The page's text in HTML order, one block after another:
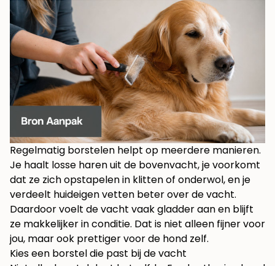
Regelmatig borstelen helpt op meerdere manieren.
Je haalt losse haren uit de bovenvacht, je voorkomt
dat ze zich opstapelen in klitten of onderwol, en je
verdeelt huideigen vetten beter over de vacht.
Daardoor voelt de vacht vaak gladder aan en blijft
ze makkelijker in conditie. Dat is niet alleen fijner voor
jou, maar ook prettiger voor de hond zelf.
Kies een borstel die past bij de vacht